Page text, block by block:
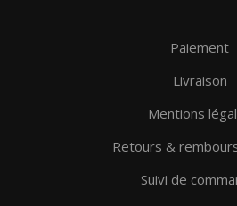
Paiement
Livraison
Mentions
Retours &
Suivi de